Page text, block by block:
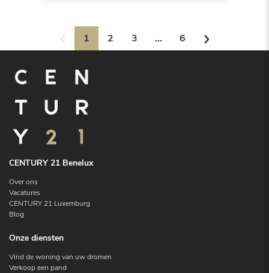
1 2 3 ... 6
CENTURY 21 Benelux
Over ons
Vacatures
CENTURY 21 Luxemburg
Blog
Onze diensten
Vind de woning van uw dromen
Verkoop een pand